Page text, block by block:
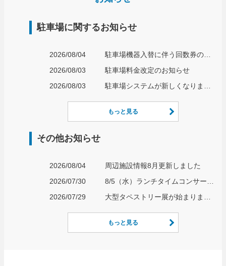
駐車場に関するお知らせ
2026/08/04
2026/08/03
駐車場料金改定のお知らせ
2026/08/03
もっと見る
その他お知らせ
2026/08/04
周辺施設情報8月更新しました
2026/07/30
2026/07/29
もっと見る